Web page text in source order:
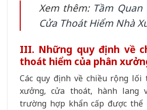
Xem thêm: Tầm Quan
Cửa Thoát Hiểm Nhà
III. Những quy định về
thoát hiểm của phân
Các quy định về chiều rộng lối
xưởng, cửa thoát, hành
trường hợp khẩn cấp được thể